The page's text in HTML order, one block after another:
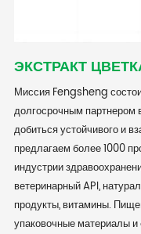
ЭКСТРАКТ
Миссия Fengsheng
долгосрочным партнером
добиться устойчивого и
предлагаем более 1000
индустрии
ветеринарный API,
продукты, витамины.
упаковочные материалы